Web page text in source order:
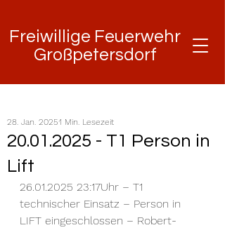
Freiwillige Feuerwehr
Großpetersdorf
Freiwillige Feuerwehr
Großpetersdorf
20.01.2025 - T1 Person in
Lift
28. Jan. 20251 Min. Lesezeit
26.01.2025 23:17Uhr – T1
technischer Einsatz – Person in
LIFT eingeschlossen – Robert-